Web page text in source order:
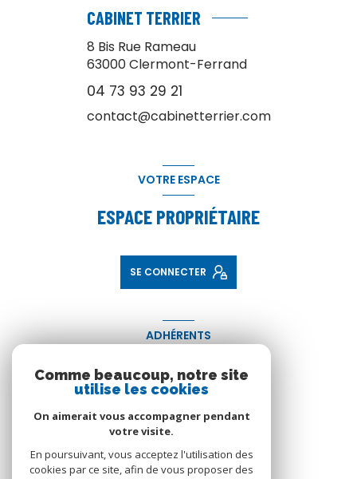
CABINET TERRIER
8 Bis Rue Rameau
63000Clermont-Ferrand
04 73 93 29 21
contact@cabinetterrier.com
VOTRE ESPACE
ESPACE PROPRIÉTAIRE
SE CONNECTER
ADHÉRENTS
NOUS ADHÉRONS
Comme beaucoup, notre site
utilise les cookies
On aimerait vous accompagner pendant
votre visite.
En poursuivant, vous acceptez l'utilisation des
cookies par ce site, afin de vous proposer des